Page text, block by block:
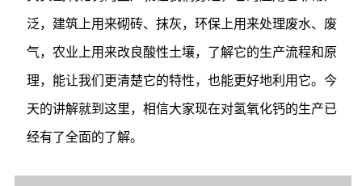
泛，建筑上用来砌砖、抹灰，环保上用来处理废水、废
气，农业上用来改良酸性土壤，了解它的生产流程和原
理，能让我们更清楚它的特性，也能更好地利用它。今
天的讲解就到这里，相信大家现在对氢氧化钙的生产已
经有了全面的了解。